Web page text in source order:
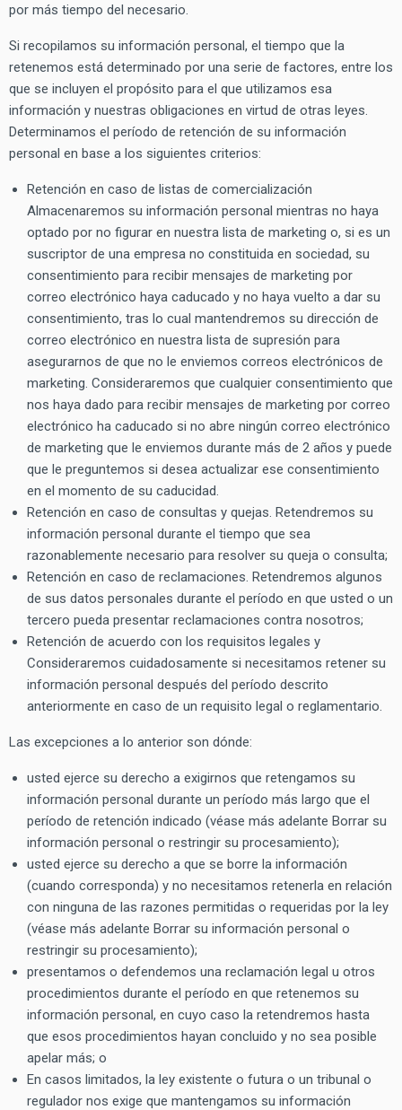
por más tiempo del necesario.
Si recopilamos su información personal, el tiempo que la
retenemos está determinado por una serie de factores, entre los
que se incluyen el propósito para el que utilizamos esa
información y nuestras obligaciones en virtud de otras leyes.
Determinamos el período de retención de su información
personal en base a los siguientes criterios:
Retención en caso de listas de comercialización
Almacenaremos su información personal mientras no haya
optado por no figurar en nuestra lista de marketing o, si es un
suscriptor de una empresa no constituida en sociedad, su
consentimiento para recibir mensajes de marketing por
correo electrónico haya caducado y no haya vuelto a dar su
consentimiento, tras lo cual mantendremos su dirección de
correo electrónico en nuestra lista de supresión para
asegurarnos de que no le enviemos correos electrónicos de
marketing. Consideraremos que cualquier consentimiento que
nos haya dado para recibir mensajes de marketing por correo
electrónico ha caducado si no abre ningún correo electrónico
de marketing que le enviemos durante más de 2 años y puede
que le preguntemos si desea actualizar ese consentimiento
en el momento de su caducidad.
Retención en caso de consultas y quejas. Retendremos su
información personal durante el tiempo que sea
razonablemente necesario para resolver su queja o consulta;
Retención en caso de reclamaciones. Retendremos algunos
de sus datos personales durante el período en que usted o un
tercero pueda presentar reclamaciones contra nosotros;
Retención de acuerdo con los requisitos legales y
Consideraremos cuidadosamente si necesitamos retener su
información personal después del período descrito
anteriormente en caso de un requisito legal o reglamentario.
Las excepciones a lo anterior son dónde:
usted ejerce su derecho a exigirnos que retengamos su
información personal durante un período más largo que el
período de retención indicado (véase más adelante Borrar su
información personal o restringir su procesamiento);
usted ejerce su derecho a que se borre la información
(cuando corresponda) y no necesitamos retenerla en relación
con ninguna de las razones permitidas o requeridas por la ley
(véase más adelante Borrar su información personal o
restringir su procesamiento);
presentamos o defendemos una reclamación legal u otros
procedimientos durante el período en que retenemos su
información personal, en cuyo caso la retendremos hasta
que esos procedimientos hayan concluido y no sea posible
apelar más; o
En casos limitados, la ley existente o futura o un tribunal o
regulador nos exige que mantengamos su información